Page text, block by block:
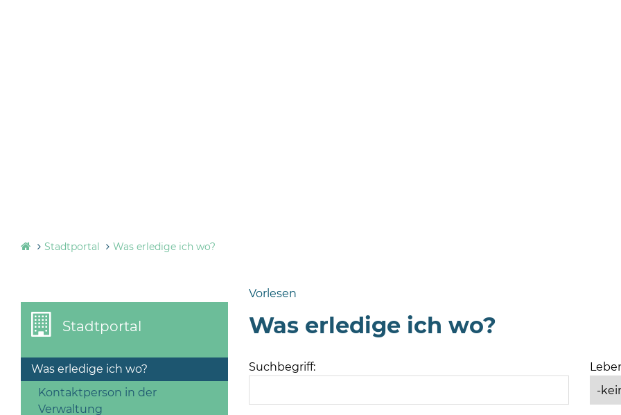
Stadtportal Was erledige ich wo?
Vorlesen
Stadtportal
Was erledige ich wo?
Kontaktperson in der
Verwaltung
Was erledige ich wo?
Suchbegriff: